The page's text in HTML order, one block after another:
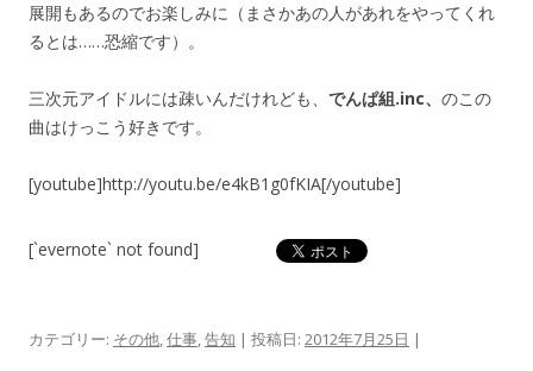
展開もあるのでお楽しみに（まさかあの人があれをやってくれ
るとは……恐縮です）。
三次元アイドルには疎いんだけれども、 でんぱ組.inc、 のこの
曲はけっこう好きです。
[youtube]http://youtu.be/e4kB1g0fKIA[/youtube]
[`evernote` not found]
カテゴリー: その他,仕事,告知 | 投稿日: 2012年7月25日 |